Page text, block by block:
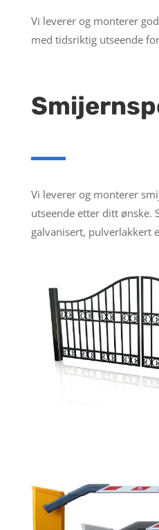
Vi leverer og monterer
med tidsriktig utseende
Vi leverer og monterer
utseende etter ditt ønske.
galvanisert, pulverlakkert